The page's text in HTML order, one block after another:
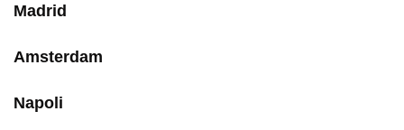
Madrid
Amsterdam
Napoli